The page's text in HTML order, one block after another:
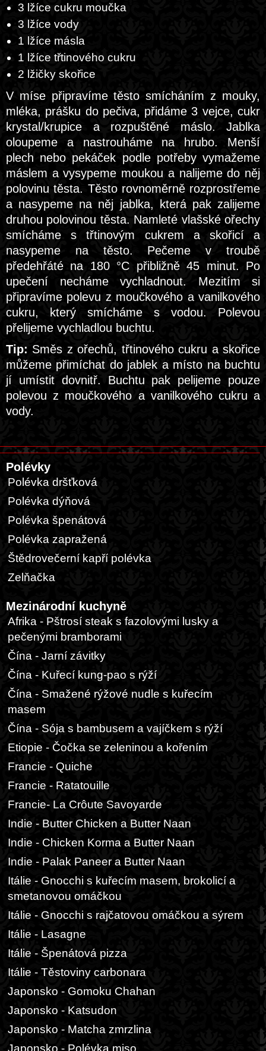
3 lžíce cukru moučka
3 lžíce vody
1 lžíce másla
1 lžíce třtinového cukru
2 lžičky skořice
V míse připravíme těsto smícháním z mouky,
mléka, prášku do pečiva, přidáme 3 vejce, cukr
krystal/krupice a rozpuštěné máslo. Jablka
oloupeme a nastrouháme na hrubo. Menší
plech nebo pekáček podle potřeby vymažeme
máslem a vysypeme moukou a nalijeme do něj
polovinu těsta. Těsto rovnoměrně rozprostřeme
a nasypeme na něj jablka, která pak zalijeme
druhou polovinou těsta. Namleté vlašské ořechy
smícháme s třtinovým cukrem a skořicí a
nasypeme na těsto. Pečeme v troubě
předehřáté na 180 °C přibližně 45 minut. Po
upečení necháme vychladnout. Mezitím si
připravíme polevu z moučkového a vanilkového
cukru, který smícháme s vodou. Polevou
přelijeme vychladlou buchtu.
Tip: Směs z ořechů, třtinového cukru a skořice
můžeme přimíchat do jablek a místo na buchtu
jí umístit dovnitř. Buchtu pak pelijeme pouze
polevou z moučkového a vanilkového cukru a
vody.
Polévky
Polévka dršťková
Polévka dýňová
Polévka špenátová
Polévka zapražená
Štědrovečerní kapří polévka
Zelňačka
Mezinárodní kuchyně
Afrika - Pštrosí steak s fazolovými lusky a
pečenými bramborami
Čína - Jarní závitky
Čína - Kuřecí kung-pao s rýží
Čína - Smažené rýžové nudle s kuřecím
masem
Čína - Sója s bambusem a vajíčkem s rýží
Etiopie - Čočka se zeleninou a kořením
Francie - Quiche
Francie - Ratatouille
Francie- La Crôute Savoyarde
Indie - Butter Chicken a Butter Naan
Indie - Chicken Korma a Butter Naan
Indie - Palak Paneer a Butter Naan
Itálie - Gnocchi s kuřecím masem, brokolicí a
smetanovou omáčkou
Itálie - Gnocchi s rajčatovou omáčkou a sýrem
Itálie - Lasagne
Itálie - Špenátová pizza
Itálie - Těstoviny carbonara
Japonsko - Gomoku Chahan
Japonsko - Katsudon
Japonsko - Matcha zmrzlina
Japonsko - Polévka miso